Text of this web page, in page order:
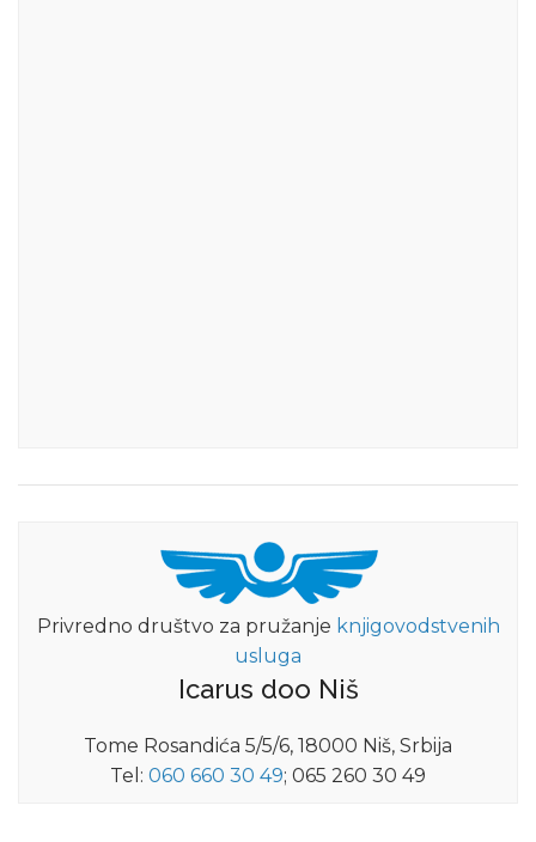
Privredno društvo za pružanje knjigovodstvenih
usluga
Icarus doo Niš
Tome Rosandića 5/5/6, 18000 Niš, Srbija
Tel: 060 660 30 49; 065 260 30 49